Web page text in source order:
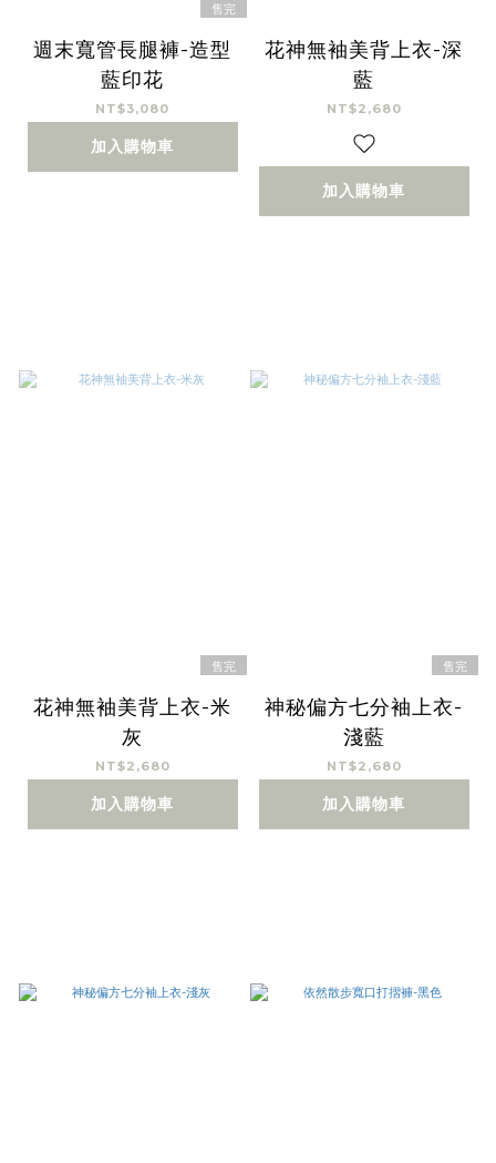
售完
週末寬管長腿褲-造型
藍印花
NT$3,080
加入購物車
花神無袖美背上衣-深
藍
NT$2,680
加入購物車
售完
花神無袖美背上衣-米
灰
NT$2,680
加入購物車
售完
神秘偏方七分袖上衣-
淺藍
NT$2,680
加入購物車